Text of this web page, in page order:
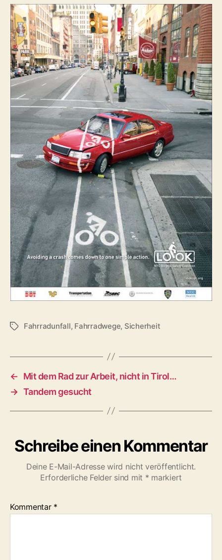
a
u
n
S
l
g
w
r
Fahrradunfall, Fahrradwege, Sicherheit
←
Mit dem Rad zur Arbeit, nicht in Tirol…
→ Tandem gesucht
Schreibe einen Kommentar
Deine E-Mail-Adresse wird nicht veröffentlicht.
Erforderliche Felder sind mit * markiert
Kommentar *